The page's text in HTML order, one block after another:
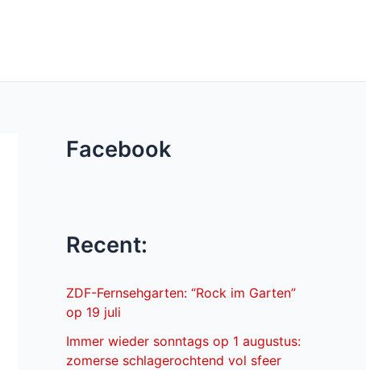
Facebook
Recent:
ZDF-Fernsehgarten: “Rock im Garten”
op 19 juli
Immer wieder sonntags op 1 augustus:
zomerse schlagerochtend vol sfeer